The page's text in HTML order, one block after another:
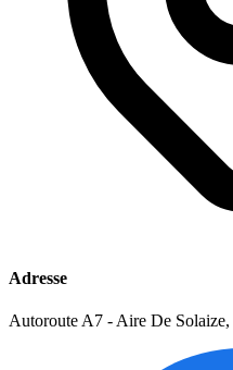
Adresse
Autoroute A7 - Aire De